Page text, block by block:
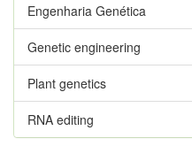
Engenharia Genética
Genetic engineering
Plant genetics
RNA editing